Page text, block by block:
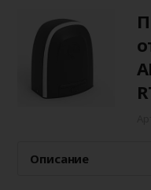
Описание